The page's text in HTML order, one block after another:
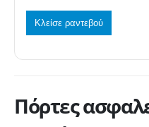
Κλείσε ραντεβού
Πόρτες